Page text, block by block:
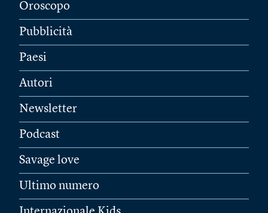
Oroscopo
Pubblicità
Paesi
Autori
Newsletter
Podcast
Savage love
Ultimo numero